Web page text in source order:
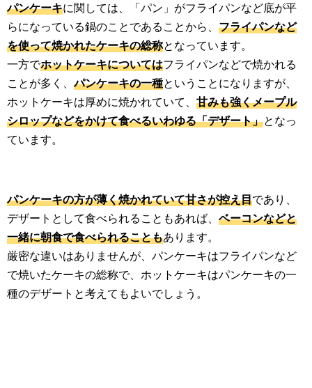
パンケーキに関しては、「パン」がフライパンなど底が平
らになっている鍋のことであることから、 フライパンなど
を使って焼かれたケーキの総称となっています。
一方でホットケーキについてはフライパンなどで焼かれる
ことが多く、パンケーキの一種ということになりますが、
ホットケーキは厚めに焼かれていて、 甘みも強くメープル
シロップなどをかけて食べるいわゆる「デザート」となっ
ています。
パンケーキの方が薄く焼かれていて甘さが控え目であり、
デザートとして食べられることもあれば、 ベーコンなどと
一緒に朝食で食べられることもあります。
厳密な違いはありませんが、パンケーキはフライパンなど
で焼いたケーキの総称で、ホットケーキはパンケーキの一
種のデザートと考えてもよいでしょう。